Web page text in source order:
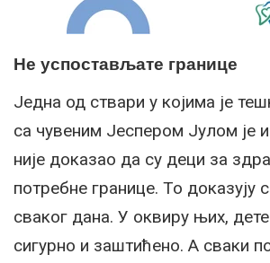
Не успостављате границе
Једна од ствари у којима је
са чувеним Јеспером Јулом је
није доказао да су деци за
потребне границе. То доказују
сваког дана. У оквиру њих,
сигурно и заштићено. А сваки